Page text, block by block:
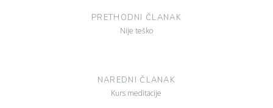
PRETHODNI ČLANAK
Nije teško
NAREDNI ČLANAK
Kurs meditacije